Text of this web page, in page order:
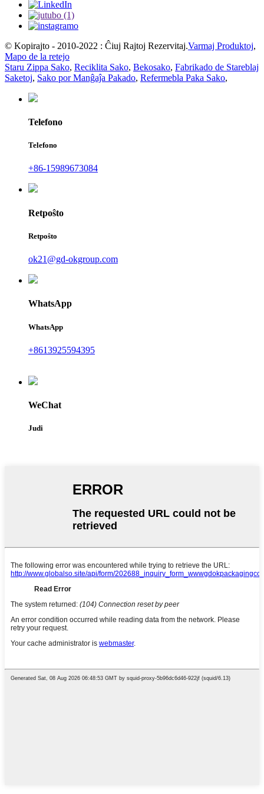
© Kopirajto - 2010-2022 : Ĉiuj Rajtoj Rezervitaj.Varmaj Produktoj,
Mapo de la retejo
Staru Zippa Sako, Reciklita Sako, Bekosako, Fabrikado de Stareblaj
Saketoj, Sako por Manĝaĵa Pakado, Refermebla Paka Sako,
Telefono
Telefono
+86-15989673084
Retpoŝto
Retpoŝto
ok21@gd-okgroup.com
WhatsApp
WhatsApp
+8613925594395
WeChat
Judi